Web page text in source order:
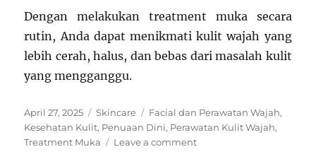
Dengan melakukan treatment muka secara
rutin, Anda dapat menikmati kulit wajah yang
lebih cerah, halus, dan bebas dari masalah kulit
yang mengganggu.
Posted
on
April 27, 2025 Categories
Skincare Tags
Facial dan Perawatan Wajah,
Kesehatan Kulit, Penuaan Dini, Perawatan Kulit Wajah,
Treatment Muka
Leave a commenton